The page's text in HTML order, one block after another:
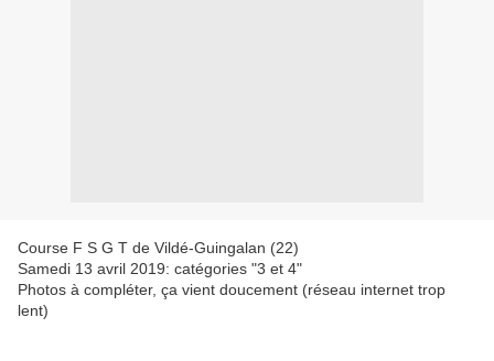
Course F S G T de Vildé-Guingalan (22)
Samedi 13 avril 2019: catégories "3 et 4"
Photos à compléter, ça vient doucement (réseau internet trop
lent)